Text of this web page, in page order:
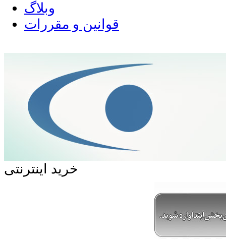
وبلاگ
قوانین و مقررات
خرید اینترنتی